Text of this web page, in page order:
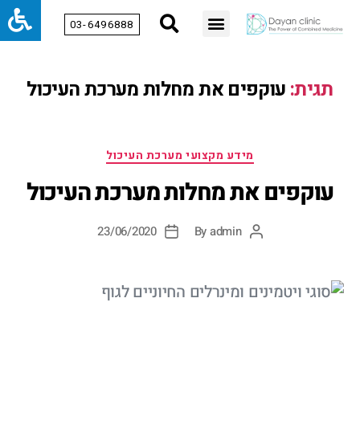
03-6496888
תגית: עוקפים את מחלות מערכת העיכול
מידע מקצועי מערכת העיכול
עוקפים את מחלות מערכת העיכול
Byadmin
23/06/2020